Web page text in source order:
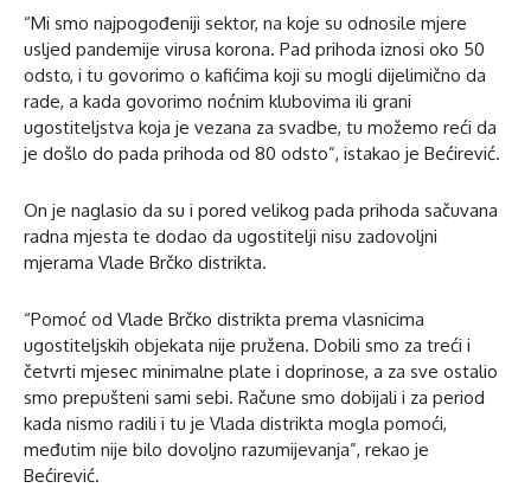
“Mi smo najpogođeniji sektor, na koje su odnosile mjere
usljed pandemije virusa korona. Pad prihoda iznosi oko 50
odsto, i tu govorimo o kafićima koji su mogli dijelimično da
rade, a kada govorimo noćnim klubovima ili grani
ugostiteljstva koja je vezana za svadbe, tu možemo reći da
je došlo do pada prihoda od 80 odsto”, istakao je Bećirević.
On je naglasio da su i pored velikog pada prihoda sačuvana
radna mjesta te dodao da ugostitelji nisu zadovoljni
mjerama Vlade Brčko distrikta.
“Pomoć od Vlade Brčko distrikta prema vlasnicima
ugostiteljskih objekata nije pružena. Dobili smo za treći i
četvrti mjesec minimalne plate i doprinose, a za sve ostalio
smo prepušteni sami sebi. Račune smo dobijali i za period
kada nismo radili i tu je Vlada distrikta mogla pomoći,
međutim nije bilo dovoljno razumijevanja”, rekao je
Bećirević.